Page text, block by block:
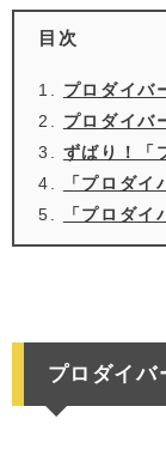
目次
プロダイバ
プロダイバ
ずばり！「
「プロダ
「プロダ
プロダイバ